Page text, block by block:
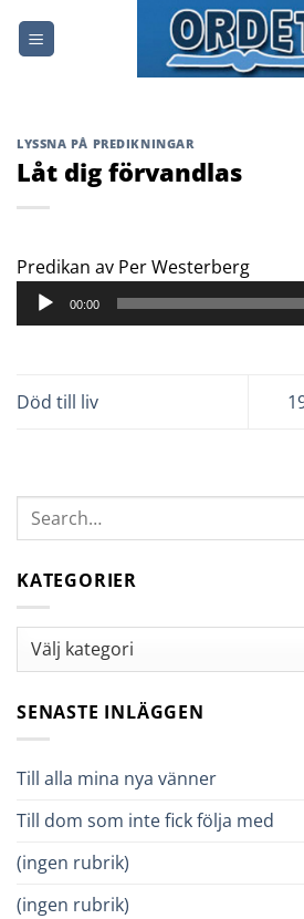
LYSSNA PÅ PREDIKNINGAR
Låt dig förvandlas
Predikan av Per Westerberg
00:00
Död till liv
KATEGORIER
Kategorier
SENASTE INLÄGGEN
Till alla mina nya vänner
Till dom som inte fick följa med
(ingen rubrik)
(ingen rubrik)